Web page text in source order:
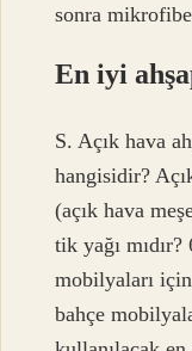
sonra
En iyi
S. Açık hava
hangisidir?
(açık hava
tik yağı
mobilyaları
bahçe